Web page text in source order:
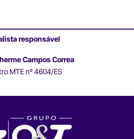
responsável
Campos Correa
MTE nº 4604/ES